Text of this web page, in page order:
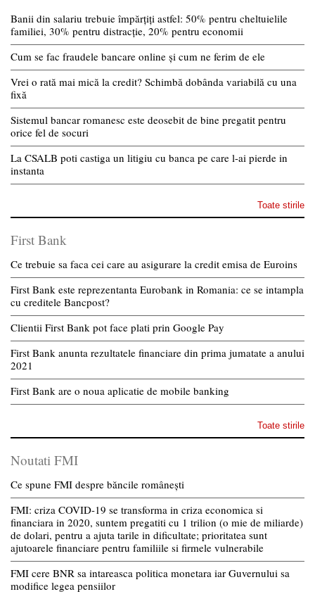
Banii din salariu trebuie împărțiți astfel: 50% pentru cheltuielile
familiei, 30% pentru distracție, 20% pentru economii
Cum se fac fraudele bancare online și cum ne ferim de ele
Vrei o rată mai mică la credit? Schimbă dobânda variabilă cu una
fixă
Sistemul bancar romanesc este deosebit de bine pregatit pentru
orice fel de socuri
La CSALB poti castiga un litigiu cu banca pe care l-ai pierde in
instanta
Toate stirile
First Bank
Ce trebuie sa faca cei care au asigurare la credit emisa de Euroins
First Bank este reprezentanta Eurobank in Romania: ce se intampla
cu creditele Bancpost?
Clientii First Bank pot face plati prin Google Pay
First Bank anunta rezultatele financiare din prima jumatate a anului
2021
First Bank are o noua aplicatie de mobile banking
Toate stirile
Noutati FMI
Ce spune FMI despre băncile românești
FMI: criza COVID-19 se transforma in criza economica si
financiara in 2020, suntem pregatiti cu 1 trilion (o mie de miliarde)
de dolari, pentru a ajuta tarile in dificultate; prioritatea sunt
ajutoarele financiare pentru familiile si firmele vulnerabile
FMI cere BNR sa intareasca politica monetara iar Guvernului sa
modifice legea pensiilor